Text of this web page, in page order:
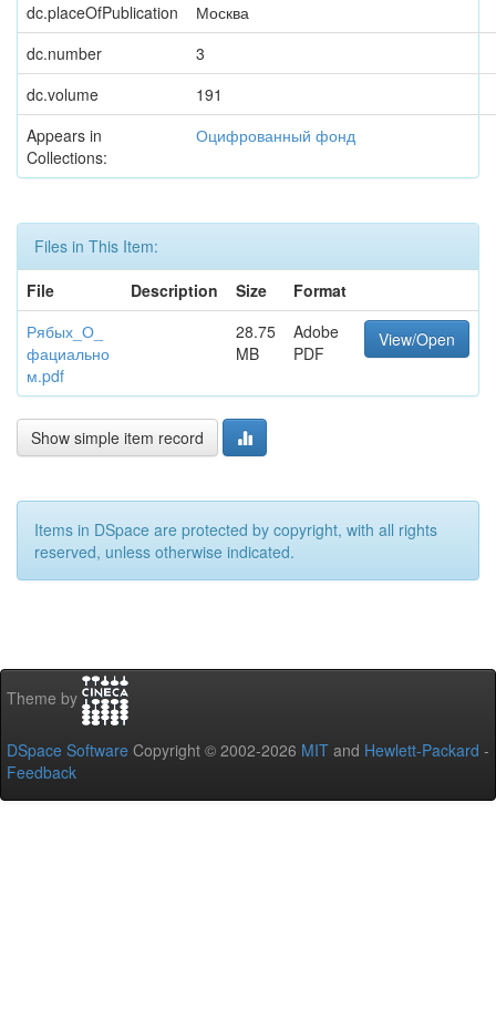
dc.placeOfPublication
Москва
dc.number
3
dc.volume
191
Appears in
Collections:
Оцифрованный фонд
Files in This Item:
File
Description Size
Format
Рябых_О_
фациально
м.pdf
28.75
MB
Adobe
PDF
View/Open
Show simple item record
Items in DSpace are protected by copyright, with all rights
reserved, unless otherwise indicated.
Theme by
DSpace Software Copyright © 2002-2026 MIT and Hewlett-Packard -
Feedback